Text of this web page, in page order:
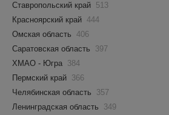
Ставропольский край 513
Красноярский край 444
Омская область 406
Саратовская область
397
ХМАО - Югра 384
Пермский край 366
Челябинская область
357
Ленинградская область
349